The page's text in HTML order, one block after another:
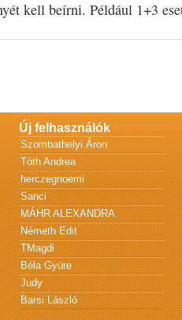
kell beírni. Például 1+3
Új felhasználók
Szombathelyi Áron
Tóth Andrea
herczegnoemi
Sanci
MÁHR ALEXANDRA
Németh Edit
TMagdi
Béla Gyüre
Judy
Barsi László